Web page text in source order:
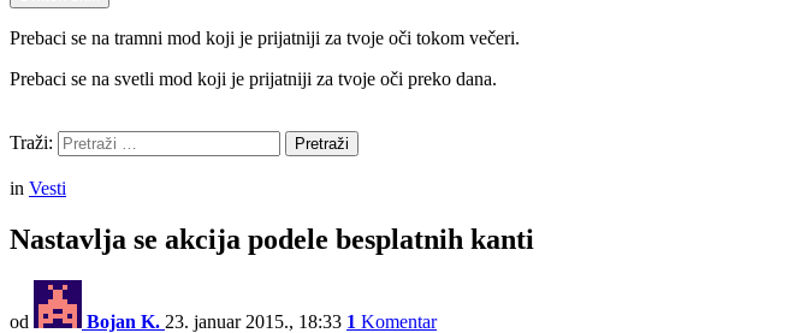
Prebaci se na tramni mod koji je prijatniji za tvoje oči tokom večeri.
Prebaci se na svetli mod koji je prijatniji za tvoje oči preko dana.
Traži:
Pretraži
in Vesti
Nastavlja se akcija podele besplatnih kanti
od Bojan K. 23. januar 2015., 18:33 1 Komentar